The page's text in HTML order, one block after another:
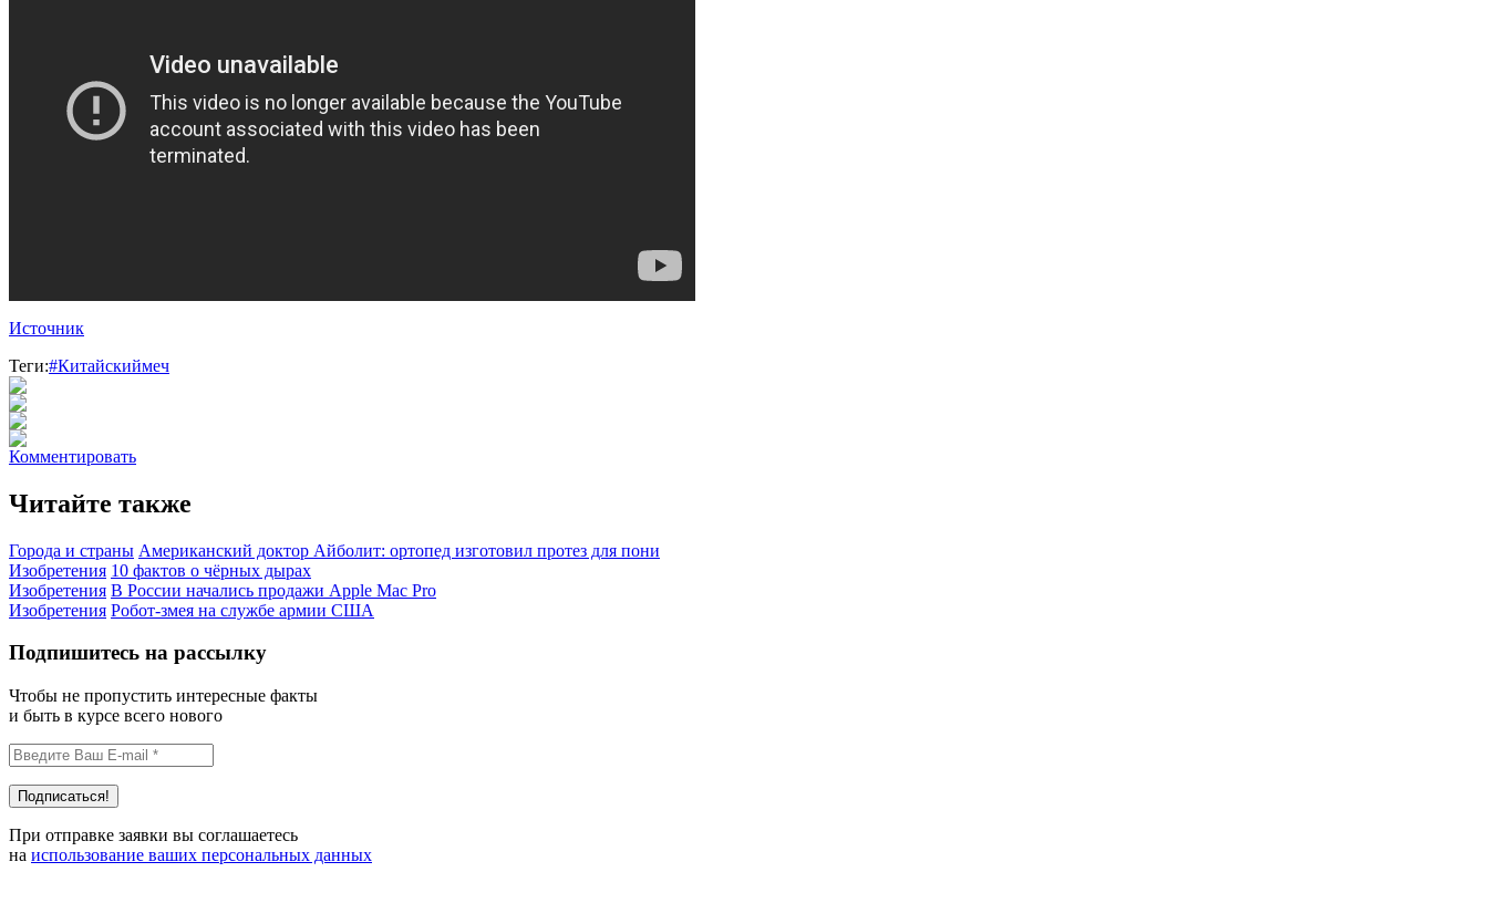
Источник
Теги:#Китайскиймеч
Комментировать
Читайте также
Города и страны Американский доктор Айболит: ортопед изготовил протез для пони
Изобретения 10 фактов о чёрных дырах
Изобретения В России начались продажи Apple Mac Pro
Изобретения Робот-змея на службе армии США
Подпишитесь на рассылку
Чтобы не пропустить интересные факты
и быть в курсе всего нового
При отправке заявки вы соглашаетесь
на использование ваших персональных данных